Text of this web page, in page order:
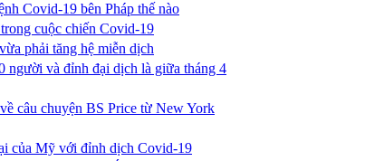
Covid-19 bên Pháp thế nào
cuộc chiến Covid-19
phải tăng hệ miễn dịch
người và đỉnh đại dịch là giữa tháng 4
câu chuyện BS Price từ New York
của Mỹ với đỉnh dịch Covid-19